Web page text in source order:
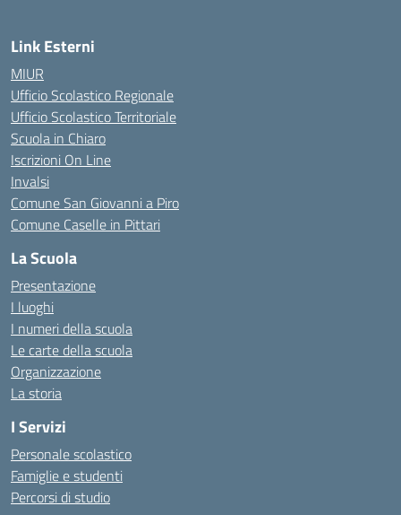
Link Esterni
MIUR
Ufficio Scolastico Regionale
Ufficio Scolastico Territoriale
Scuola in Chiaro
Iscrizioni On Line
Invalsi
Comune San Giovanni a Piro
Comune Caselle in Pittari
La Scuola
Presentazione
I luoghi
I numeri della scuola
Le carte della scuola
Organizzazione
La storia
I Servizi
Personale scolastico
Famiglie e studenti
Percorsi di studio